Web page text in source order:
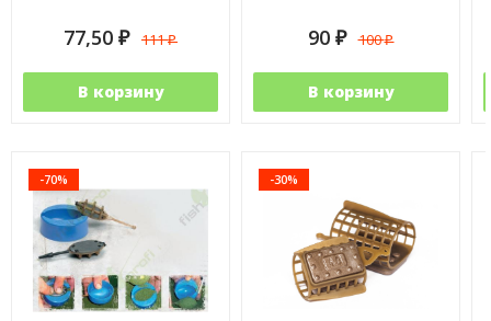
77,50 ₽ 111₽
В корзину
90 ₽ 100₽
В корзину
-70% -30%